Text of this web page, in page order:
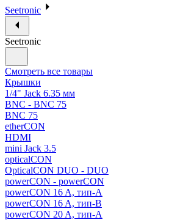
Seetronic
Seetronic
Смотреть все товары
Крышки
1/4" Jack 6.35 мм
BNC - BNC 75
BNC 75
etherCON
HDMI
mini Jack 3.5
opticalCON
OpticalCON DUO - DUO
powerCON - powerCON
powerCON 16 A, тип-A
powerCON 16 A, тип-B
powerCON 20 A, тип-A